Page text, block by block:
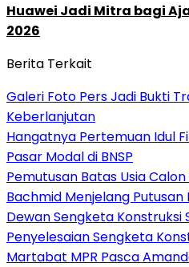
Huawei Jadi Mitra bagi
2026
Berita Terkait
Galeri Foto Pers Jadi Bukti
Keberlanjutan
Hangatnya Pertemuan Idul
Pasar Modal di BNSP
Pemutusan Batas Usia
Bachmid Menjelang Putusan
Dewan Sengketa
Penyelesaian Sengketa
Martabat MPR Pasca